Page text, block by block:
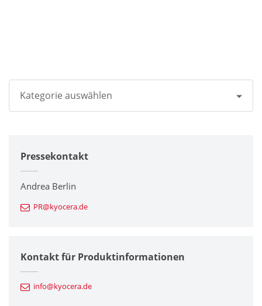
Kategorie auswählen
Unternehmen
Drucker / Multifunktionsgeräte
Feinkeramik-Komponenten
Automotive Komponenten
Pressekontakt
Andrea Berlin
PR@kyocera.de
Kontakt für Produktinformationen
info@kyocera.de